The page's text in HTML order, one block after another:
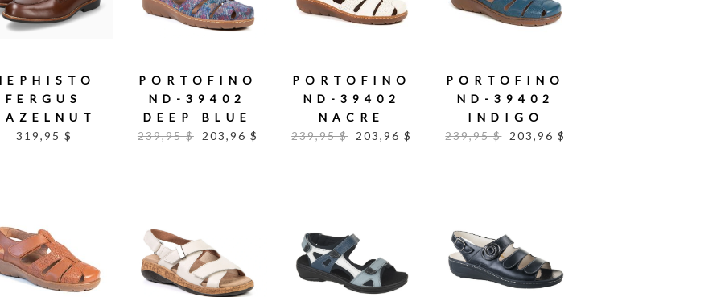
FERGUS
319,95 $
PORTOFINO
ND-39402
DEEP BLUE
239,95 $
203,96 $
PORTOFINO
ND-39402
NACRE
239,95 $
203,96 $
PORTOFINO
ND-39402
INDIGO
239,95 $
203,96 $